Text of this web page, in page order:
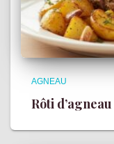
AGNEAU
Rôti